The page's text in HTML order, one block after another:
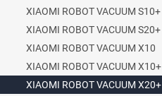
XIAOMI ROBOT VACUUM S10+
XIAOMI ROBOT VACUUM S20+
XIAOMI ROBOT VACUUM X10
XIAOMI ROBOT VACUUM X10+
XIAOMI ROBOT VACUUM X20+